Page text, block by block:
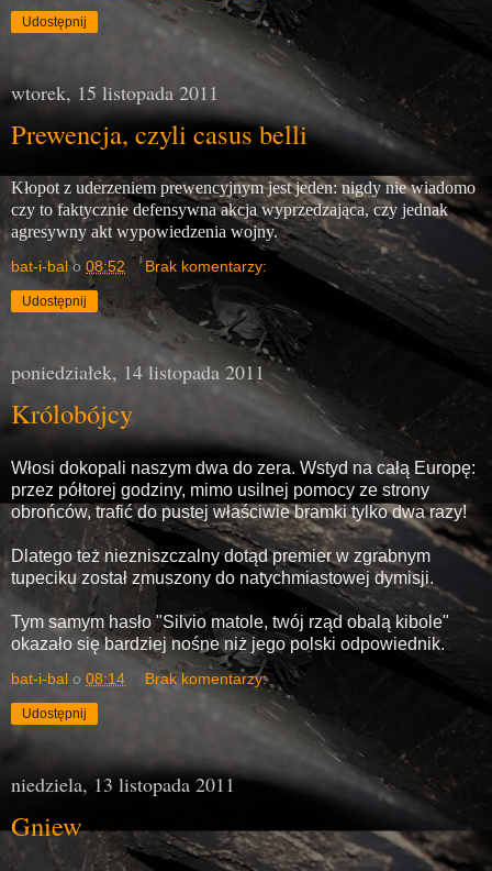
Udostępnij
wtorek, 15 listopada 2011
Prewencja, czyli casus belli
Kłopot z uderzeniem prewencyjnym jest jeden: nigdy nie wiadomo
czy to faktycznie defensywna akcja wyprzedzająca, czy jednak
agresywny akt wypowiedzenia wojny.
bat-i-bal o 08:52 Brak komentarzy:
Udostępnij
poniedziałek, 14 listopada 2011
Królobójcy
Włosi dokopali naszym dwa do zera. Wstyd na całą Europę:
przez półtorej godziny, mimo usilnej pomocy ze strony
obrońców, trafić do pustej właściwie bramki tylko dwa razy!
Dlatego też niezniszczalny dotąd premier w zgrabnym
tupeciku został zmuszony do natychmiastowej dymisji.
Tym samym hasło "Silvio matole, twój rząd obalą kibole"
okazało się bardziej nośne niż jego polski odpowiednik.
bat-i-bal o 08:14 Brak komentarzy:
Udostępnij
niedziela, 13 listopada 2011
Gniew